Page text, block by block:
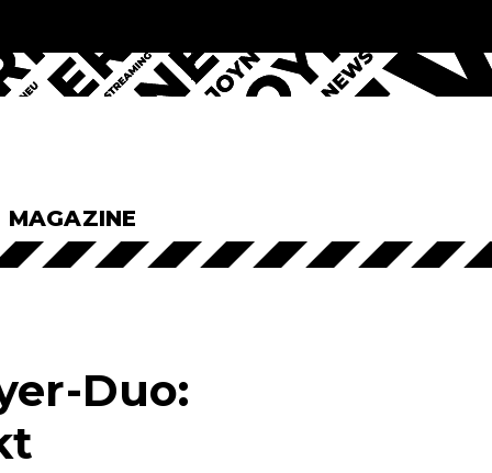
MAGAZINE
Duo: